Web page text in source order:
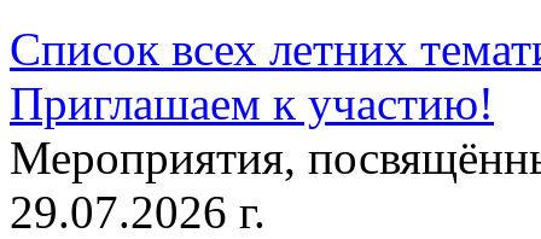
Список всех летних
Приглашаем к участию!
Мероприятия,
29.07.2026 г.